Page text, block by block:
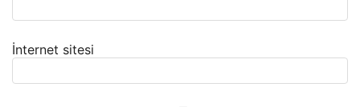
İnternet sitesi